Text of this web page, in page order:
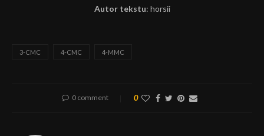
Autor tekstu: horsii
3-CMC 4-CMC 4-MMC
0 comment 0